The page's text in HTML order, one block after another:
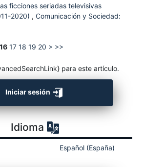
ficciones seriadas televisivas
2020) , Comunicación y Sociedad:
16 17 18 19 20 > >>
para este artículo.
Iniciar sesión
Idioma
Español (España)